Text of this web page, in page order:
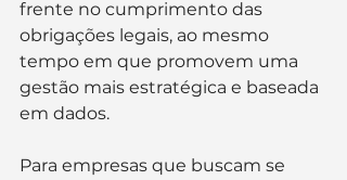
frente no cumprimento das
obrigações legais, ao mesmo
tempo em que promovem uma
gestão mais estratégica e baseada
em dados.
Para empresas que buscam se